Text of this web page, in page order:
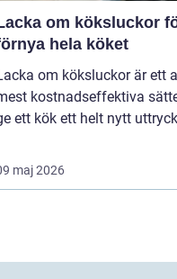
om köksluckor
hela köket
om köksluckor är ett
kostnadseffektiva
ett kök ett helt nytt
maj 2026